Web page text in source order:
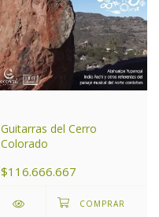
Guitarras del Cerro
Colorado
$116.666.667